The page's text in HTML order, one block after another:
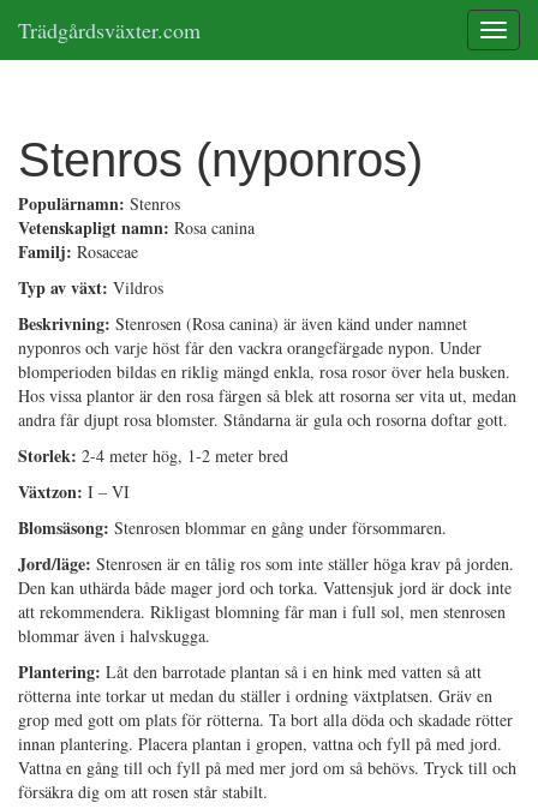
Trädgårdsväxter.com
Stenros (nyponros)
Populärnamn: Stenros
Vetenskapligt namn: Rosa canina
Familj: Rosaceae
Typ av växt: Vildros
Beskrivning: Stenrosen (Rosa canina) är även känd under namnet
nyponros och varje höst får den vackra orangefärgade nypon. Under
blomperioden bildas en riklig mängd enkla, rosa rosor över hela busken.
Hos vissa plantor är den rosa färgen så blek att rosorna ser vita ut, medan
andra får djupt rosa blomster. Ståndarna är gula och rosorna doftar gott.
Storlek: 2-4 meter hög, 1-2 meter bred
Växtzon: I – VI
Blomsäsong: Stenrosen blommar en gång under försommaren.
Jord/läge: Stenrosen är en tålig ros som inte ställer höga krav på jorden.
Den kan uthärda både mager jord och torka. Vattensjuk jord är dock inte
att rekommendera. Rikligast blomning får man i full sol, men stenrosen
blommar även i halvskugga.
Plantering: Låt den barrotade plantan så i en hink med vatten så att
rötterna inte torkar ut medan du ställer i ordning växtplatsen. Gräv en
grop med gott om plats för rötterna. Ta bort alla döda och skadade rötter
innan plantering. Placera plantan i gropen, vattna och fyll på med jord.
Vattna en gång till och fyll på med mer jord om så behövs. Tryck till och
försäkra dig om att rosen står stabilt.